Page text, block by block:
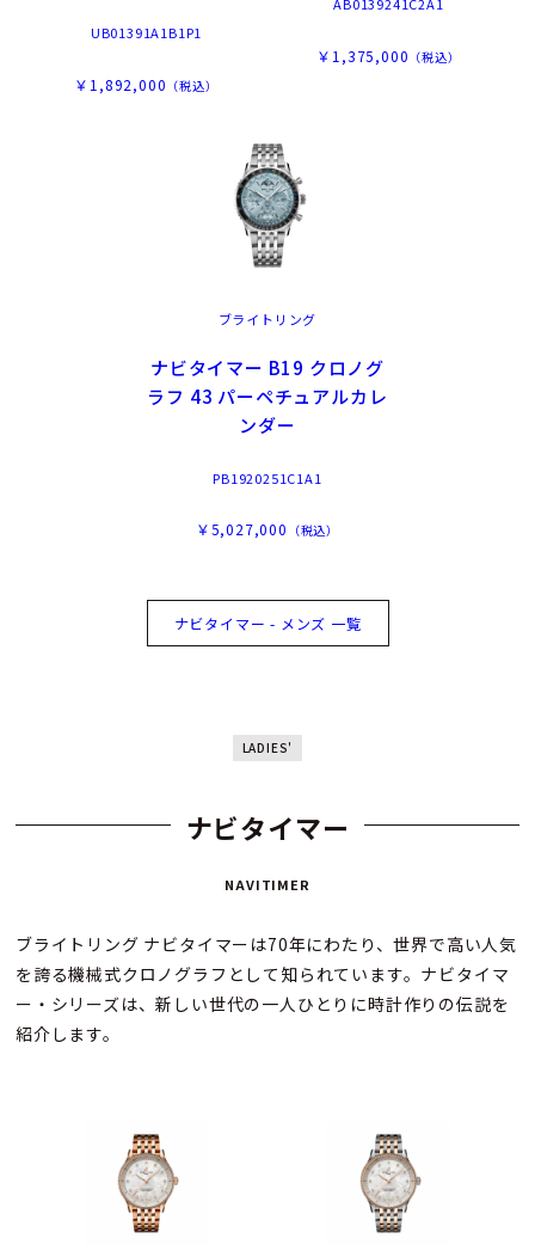
UB01391A1B1P1
￥1,892,000 （税込）
￥1,375,000 （税込）
ブライトリング
ナビタイマー B19 クロノグ
ラフ 43 パーペチュアルカレ
ンダー
PB1920251C1A1
￥5,027,000 （税込）
ナビタイマー - メンズ 一覧
LADIES'
ナビタイマー
NAVITIMER
ブライトリング ナビタイマーは70年にわたり、世界で高い人気
を誇る機械式クロノグラフとして知られています。ナビタイマ
ー・シリーズは、新しい世代の一人ひとりに時計作りの伝説を
紹介します。